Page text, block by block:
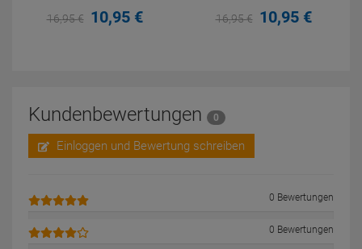
16,95€ 10,95 € 16,95€ 10,95 €
Kundenbewertungen 0
Einloggen und Bewertung schreiben
0 Bewertungen
0 Bewertungen